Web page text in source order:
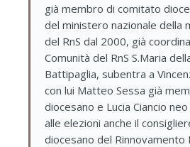
già membro di comitato
del ministero nazionale della
del RnS dal 2000, già
Comunità del RnS S.Maria
Battipaglia, subentra a
con lui Matteo Sessa già
diocesano e Lucia Ciancio
alle elezioni anche il
diocesano del Rinnovamento